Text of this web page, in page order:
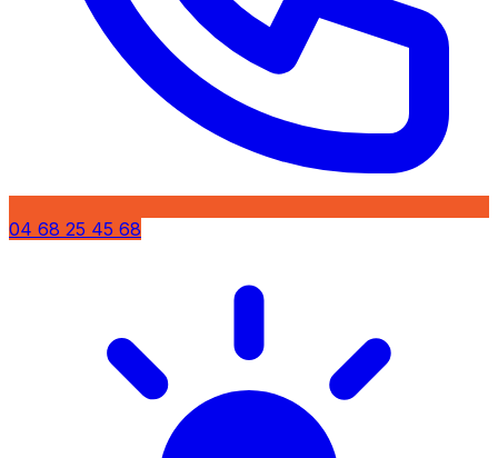
04 68 25 45 68